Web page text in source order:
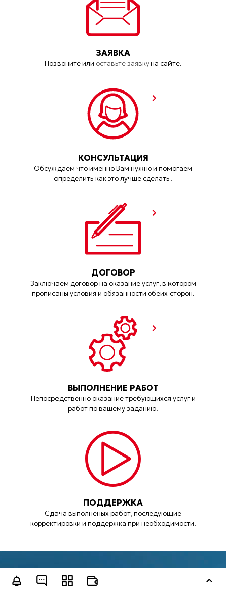
ЗАЯВКА
Позвоните или оставьте заявкуна сайте.
КОНСУЛЬТАЦИЯ
Обсуждаем что именно Вам нужно и помогаем
определить как это лучше сделать!
ДОГОВОР
Заключаем договор на оказание услуг, в котором
прописаны условия и обязанности обеих сторон.
ВЫПОЛНЕНИЕ РАБОТ
Непосредственно оказание требующихся услуг и
работ по вашему заданию.
ПОДДЕРЖКА
Сдача выполненых работ, последующие
корректировки и поддержка при необходимости.
Остались еще вопросы? Просто позвоните и
задайте их специалистам
Оставить заявку